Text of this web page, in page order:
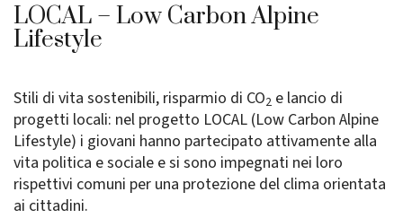
LOCAL – Low Carbon Alpine
Lifestyle
Stili di vita sostenibili, risparmio di CO2 e lancio di
progetti locali: nel progetto LOCAL (Low Carbon Alpine
Lifestyle) i giovani hanno partecipato attivamente alla
vita politica e sociale e si sono impegnati nei loro
rispettivi comuni per una protezione del clima orientata
ai cittadini.